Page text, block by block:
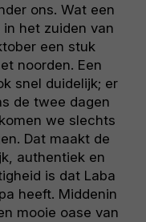
ons. Wat een
het zuiden van
een stuk
noorden. Een
snel duidelijk; er
de twee dagen
we slechts
Dat maakt de
authentiek en
is dat Laba
heeft. Middenin
mooie oase van